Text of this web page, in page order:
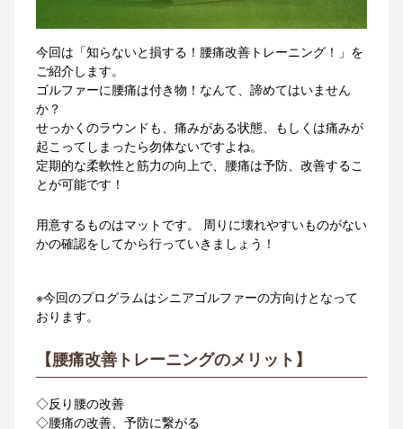
今回は「知らないと損する！腰痛改善トレーニング！」を
ご紹介します。
ゴルファーに腰痛は付き物！なんて、諦めてはいません
か？
せっかくのラウンドも、痛みがある状態、もしくは痛みが
起こってしまったら勿体ないですよね。
定期的な柔軟性と筋力の向上で、腰痛は予防、改善するこ
とが可能です！
用意するものはマットです。 周りに壊れやすいものがない
かの確認をしてから行っていきましょう！
※今回のプログラムはシニアゴルファーの方向けとなって
おります。
【腰痛改善トレーニングのメリット】
◇反り腰の改善
◇腰痛の改善、予防に繋がる